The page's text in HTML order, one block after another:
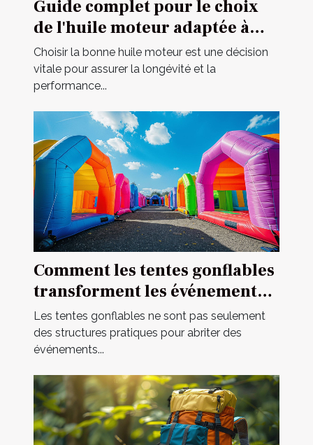
Guide complet pour le choix
de l'huile moteur adaptée à
votre véhicule
Choisir la bonne huile moteur est une décision
vitale pour assurer la longévité et la
performance...
Comment les tentes gonflables
transforment les événements
en spectacles
Les tentes gonflables ne sont pas seulement
des structures pratiques pour abriter des
événements...